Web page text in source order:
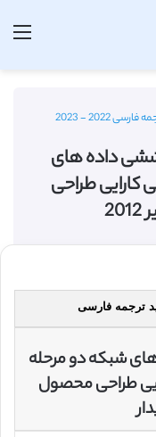
2022 - 2023
داده های
کارایی طراحی
ترجمه فارسی
شبکه‌ دو مرحله
طراحی محصول